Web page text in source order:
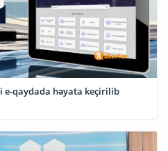
e-qaydada həyata keçirilib